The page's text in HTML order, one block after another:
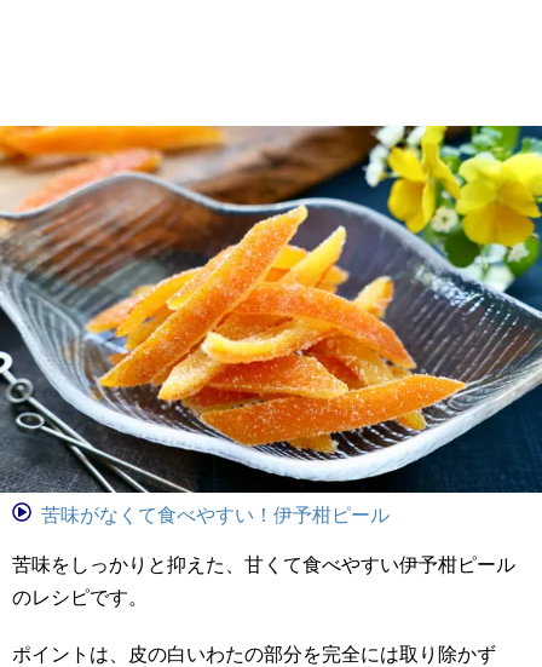
苦味がなくて食べやすい！伊予柑ピール
苦味をしっかりと抑えた、甘くて食べやすい伊予柑ピール
のレシピです。
ポイントは、皮の白いわたの部分を完全には取り除かず